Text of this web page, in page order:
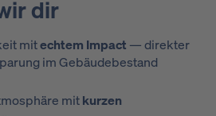
dir
mitechtem Impact — direkter
im Gebäudebestand
mitkurzen